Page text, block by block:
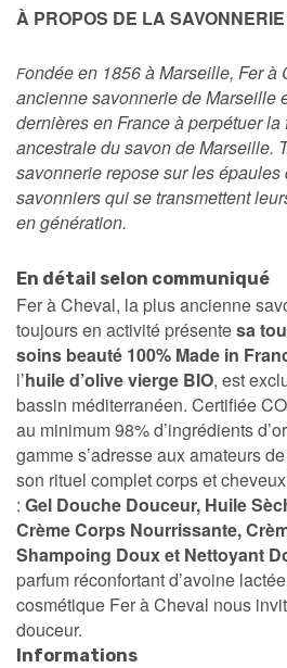
À PROPOS DE LA
Fondée en 1856 à Marseille, Fer à
ancienne savonnerie de Marseille
dernières en France à perpétuer
ancestrale du savon de Marseille.
savonnerie repose sur les épaules
savonniers qui se transmettent
en génération.
En détail selon communiqué
Fer à Cheval, la plus ancienne
toujours en activité présentesa
soins beauté 100% Made in
l’huile d’olive vierge BIO, est
bassin méditerranéen. Certifiée
au minimum 98% d’ingrédients
gamme s’adresse aux amateurs
son rituel complet corps et
: Gel Douche Douceur, Huile
Crème Corps Nourrissante,
Shampoing Doux et Nettoyant
parfum réconfortant d’avoine
cosmétique Fer à Cheval nous
douceur.
Informations